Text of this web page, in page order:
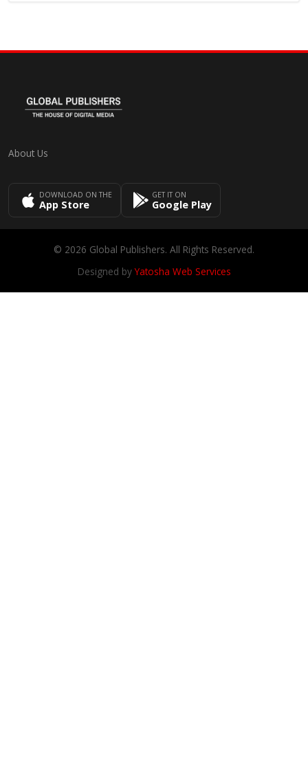
About Us
DOWNLOAD ON THE
App Store
GET IT ON
Google Play
© 2026 Global Publishers. All Rights Reserved.
Designed byYatosha Web Services